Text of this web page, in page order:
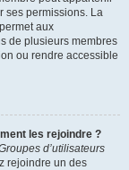
ses permissions. La
aux
de plusieurs membres
ou rendre accessible
les rejoindre ?
d’utilisateurs
rejoindre un des